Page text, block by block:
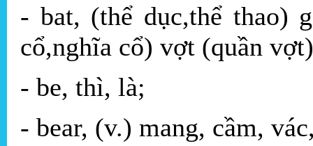
- bat, (thể dục,thể thao)
cổ,nghĩa cổ) vợt (quần
- be, thì, là;
- bear, (v.) mang, cầm,